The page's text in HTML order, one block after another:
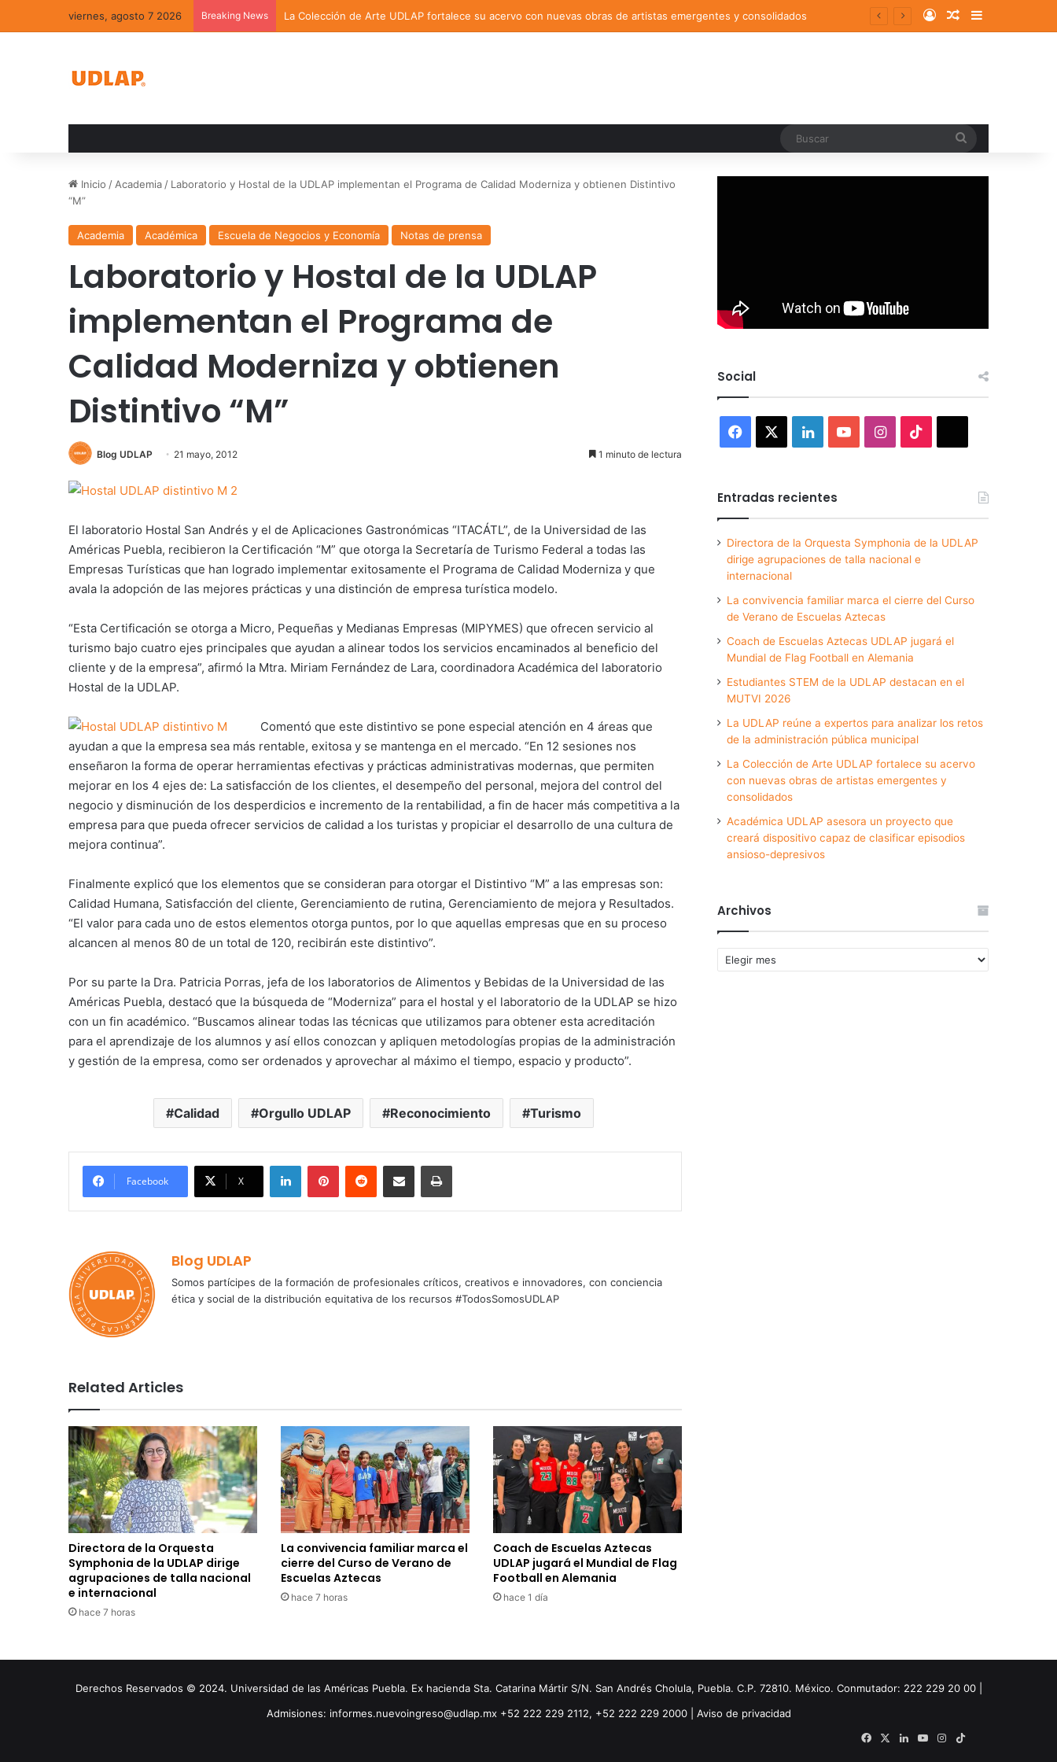
viernes, agosto 7 2026 Breaking News La Colección de Arte UDLAP fortalece su acervo con nuevas obras de artistas emergentes y consolidados Log InRandom Article
Sidebar
Inicio / Academia / Laboratorio y Hostal de la UDLAP implementan el Programa de Calidad Moderniza y obtienen Distintivo
“M”
Academia Académica Escuela de Negocios y Economía Notas de prensa
Laboratorio y Hostal de la UDLAP
implementan el Programa de
Calidad Moderniza y obtienen
Distintivo “M”
Blog UDLAP 21 mayo, 2012 1 minuto de lectura
El laboratorio Hostal San Andrés y el de Aplicaciones Gastronómicas “ITACÁTL”, de la Universidad de las
Américas Puebla, recibieron la Certificación “M” que otorga la Secretaría de Turismo Federal a todas las
Empresas Turísticas que han logrado implementar exitosamente el Programa de Calidad Moderniza y que
avala la adopción de las mejores prácticas y una distinción de empresa turística modelo.
“Esta Certificación se otorga a Micro, Pequeñas y Medianas Empresas (MIPYMES) que ofrecen servicio al
turismo bajo cuatro ejes principales que ayudan a alinear todos los servicios encaminados al beneficio del
cliente y de la empresa”, afirmó la Mtra. Miriam Fernández de Lara, coordinadora Académica del laboratorio
Hostal de la UDLAP.
Comentó que este distintivo se pone especial atención en 4 áreas que
ayudan a que la empresa sea más rentable, exitosa y se mantenga en el mercado. “En 12 sesiones nos
enseñaron la forma de operar herramientas efectivas y prácticas administrativas modernas, que permiten
mejorar en los 4 ejes de: La satisfacción de los clientes, el desempeño del personal, mejora del control del
negocio y disminución de los desperdicios e incremento de la rentabilidad, a fin de hacer más competitiva a la
empresa para que pueda ofrecer servicios de calidad a los turistas y propiciar el desarrollo de una cultura de
mejora continua”.
Finalmente explicó que los elementos que se consideran para otorgar el Distintivo “M” a las empresas son:
Calidad Humana, Satisfacción del cliente, Gerenciamiento de rutina, Gerenciamiento de mejora y Resultados.
“El valor para cada uno de estos elementos otorga puntos, por lo que aquellas empresas que en su proceso
alcancen al menos 80 de un total de 120, recibirán este distintivo”.
Por su parte la Dra. Patricia Porras, jefa de los laboratorios de Alimentos y Bebidas de la Universidad de las
Américas Puebla, destacó que la búsqueda de “Moderniza” para el hostal y el laboratorio de la UDLAP se hizo
con un fin académico. “Buscamos alinear todas las técnicas que utilizamos para obtener esta acreditación
para el aprendizaje de los alumnos y así ellos conozcan y apliquen metodologías propias de la administración
y gestión de la empresa, como ser ordenados y aprovechar al máximo el tiempo, espacio y producto”.
Calidad Orgullo UDLAP Reconocimiento Turismo
Facebook X
LinkedInPinterestReddit Share via Email Print
Blog UDLAP
Somos partícipes de la formación de profesionales críticos, creativos e innovadores, con conciencia
ética y social de la distribución equitativa de los recursos #TodosSomosUDLAP
Related Articles
Directora de la Orquesta
Symphonia de la UDLAP dirige
agrupaciones de talla nacional
e internacional
hace 7 horas
La convivencia familiar marca el
cierre del Curso de Verano de
Escuelas Aztecas
hace 7 horas
Coach de Escuelas Aztecas
UDLAP jugará el Mundial de Flag
Football en Alemania
hace 1 día
Social
Facebook LinkedInYouTubeInstagram
Entradas recientes
Directora de la Orquesta Symphonia de la UDLAP
dirige agrupaciones de talla nacional e
internacional
La convivencia familiar marca el cierre del Curso
de Verano de Escuelas Aztecas
Coach de Escuelas Aztecas UDLAP jugará el
Mundial de Flag Football en Alemania
Estudiantes STEM de la UDLAP destacan en el
MUTVI 2026
La UDLAP reúne a expertos para analizar los retos
de la administración pública municipal
La Colección de Arte UDLAP fortalece su acervo
con nuevas obras de artistas emergentes y
consolidados
Académica UDLAP asesora un proyecto que
creará dispositivo capaz de clasificar episodios
ansioso-depresivos
Archivos
Archivos
Derechos Reservados © 2024. Universidad de las Américas Puebla. Ex hacienda Sta. Catarina Mártir S/N. San Andrés Cholula, Puebla. C.P. 72810. México. Conmutador: 222 229 20 00 |
Admisiones: informes.nuevoingreso@udlap.mx +52 222 229 2112, +52 222 229 2000 | Aviso de privacidad
Facebook
X LinkedInYouTubeInstagram
TikTok